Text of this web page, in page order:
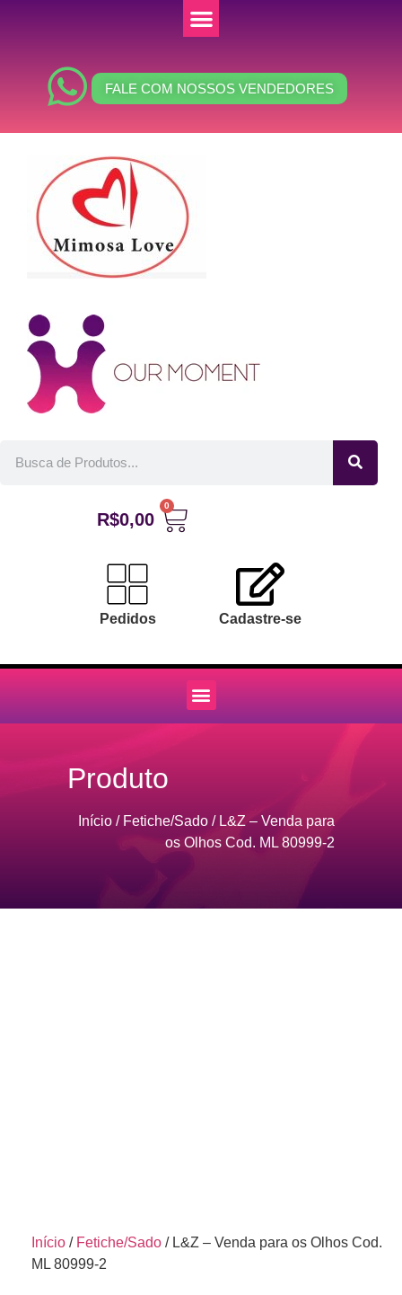
FALE COM NOSSOS VENDEDORES
R$0,00
0
Pedidos Cadastre-se
Produto
Início / Fetiche/Sado / L&Z – Venda para
os Olhos Cod. ML 80999-2
Início / Fetiche/Sado / L&Z – Venda para os Olhos Cod.
ML 80999-2